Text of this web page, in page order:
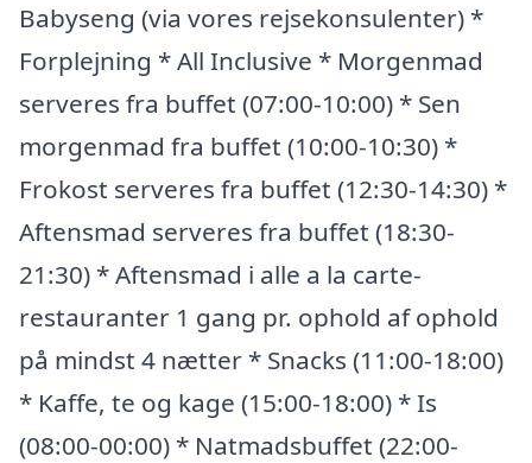
Babyseng (via vores rejsekonsulenter) *
Forplejning * All Inclusive * Morgenmad
serveres fra buffet (07:00-10:00) * Sen
morgenmad fra buffet (10:00-10:30) *
Frokost serveres fra buffet (12:30-14:30) *
Aftensmad serveres fra buffet (18:30-
21:30) * Aftensmad i alle a la carte-
restauranter 1 gang pr. ophold af ophold
på mindst 4 nætter * Snacks (11:00-18:00)
* Kaffe, te og kage (15:00-18:00) * Is
(08:00-00:00) * Natmadsbuffet (22:00-